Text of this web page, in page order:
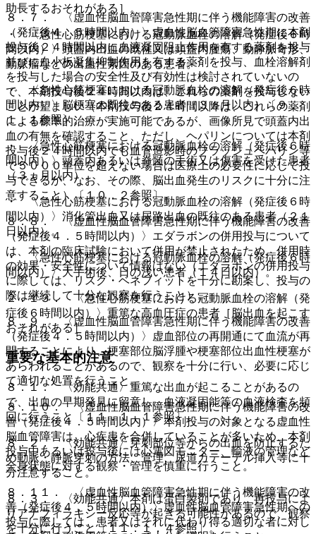
８．７． 〈虚血性脳血管障害急性期に伴う機能障害の改善
（発症後４．５時間以内）〉虚血性脳血管障害急性期に本剤
投与後２４時間以内に血液凝固阻止作用を有する薬剤を投与
並びに血小板凝集抑制作用を有する薬剤を投与、血栓溶解剤
を投与した場合の安全性及び有効性は検討されていないの
で、本剤投与後２４時間以内は、これらの薬剤を投与しない
ことが望ましい（本剤投与後２４時間以降は、これらの薬剤
による標準的治療が実施可能であるが、画像所見で頭蓋内出
血の有無を確認すること、ただし、ヘパリンについては本剤
投与後２４時間以内でも血管造影時のフラッシュヘパリン等
で５０００単位を超えない場合は医療上の必要性に応じて投
与できるが、なお、その際、脳出血発生のリスクに十分に注
意すること）〔１０．２参照〕。
８．８． 〈虚血性脳血管障害急性期に伴う機能障害の改善
（発症後４．５時間以内）〉エダラボンの併用投与について
は、本剤の臨床試験において併用が禁止されたため、併用時
の効果・安全性について情報はない（エダラボンの併用投与
に際しては、リスク・ベネフィットを十分に勘案し、投与の
際は継続して十分な観察を行うこと）。
８．９． 〈虚血性脳血管障害急性期に伴う機能障害の改善
（発症後４．５時間以内）〉虚血部位の再開通にて血流が再
開することにより、梗塞部位脳浮腫や梗塞部位出血性梗塞が
あらわれることがあるので、観察を十分に行い、必要に応じ
て適切な処置を行うこと。
８．１０． 〈虚血性脳血管障害急性期に伴う機能障害の改
善（発症後４．５時間以内）〉本剤投与の対象となる虚血性
脳血管障害は、心疾患を合併していることが多いため、本剤
投与中あるいは投与後には心電図モニター、輸液の管理など
全身状態に対する観察・管理を慎重に行うこと。
８．１１． 〈虚血性脳血管障害急性期に伴う機能障害の改
善（発症後４．５時間以内）〉虚血性脳血管障害急性期への
投与に際しては、患者又はそれに代わり得る適切な者に対し
助長するおそれがある］。
・ 〈急性心筋梗塞における冠動脈血栓の溶解（発症後６時
間以内）〉頭蓋内出血の既往又は頭蓋内腫瘍、動静脈奇形、
動脈瘤などの出血性素因のある患者。
・ 〈急性心筋梗塞における冠動脈血栓の溶解（発症後６時
間以内）〉脳梗塞の既往のある患者（３ヵ月以内）〔９．
１．１参照〕。
・ 〈急性心筋梗塞における冠動脈血栓の溶解（発症後６時
間以内）〉頭蓋内あるいは脊髄の手術又は傷害を受けた患者
（３ヵ月以内）。
・ 〈急性心筋梗塞における冠動脈血栓の溶解（発症後６時
間以内）〉消化管出血又は尿路出血の既往のある患者（２１
日以内）。
・ 〈急性心筋梗塞における冠動脈血栓の溶解（発症後６時
間以内）〉大手術後、日の浅い患者（１４日以内）。
２．１３． 〈急性心筋梗塞における冠動脈血栓の溶解（発
症後６時間以内）〉重篤な高血圧症の患者［脳出血を起こす
おそれがある］。
重要な基本的注意
８．１． 〈効能共通〉重篤な出血が起こることがあるの
で、出血の早期発見に留意し、血液凝固能等の血液検査を頻
回に行うこと〔１１．１．１参照〕。
８．２． 〈効能共通〉穿刺部位等からの出血を防止するた
め動脈・静脈穿刺の方法、管理、尿道カテーテル挿入等に十
分注意すること。
８．３． 〈効能共通〉本剤は蛋白製剤であり、再投与によ
りアナフィラキシー反応等が起きる可能性があるので、観察
を十分に行うこと〔１１．１．４参照〕。